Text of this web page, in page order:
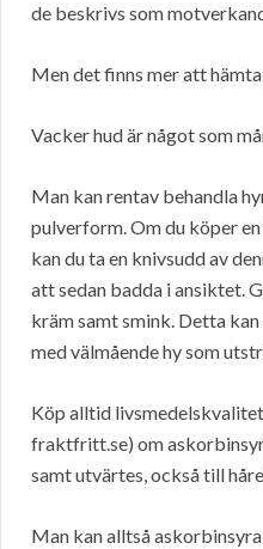
de beskrivs som
Men det finns mer att
Vacker hud är något som
Man kan rentav behandla
pulverform. Om du köper
kan du ta en knivsudd av
att sedan badda i ansiktet.
kräm samt smink. Detta
med välmående hy som
Köp alltid
fraktfritt.se) om
samt utvärtes, också till
Man kan alltså